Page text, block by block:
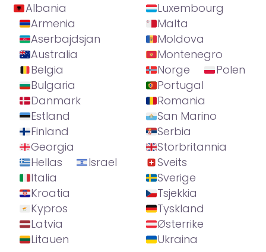
Albania
Armenia
Aserbajdsjan
Australia
Belgia
Bulgaria
Danmark
Estland
Finland
Georgia
Hellas
Israel
Italia
Kroatia
Kypros
Latvia
Litauen
Luxembourg
Malta
Moldova
Montenegro
Norge
Polen
Portugal
Romania
San Marino
Serbia
Storbritannia
Sveits
Sverige
Tsjekkia
Tyskland
Østerrike
Ukraina